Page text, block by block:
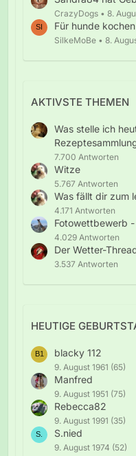
CrazyDogs 8.
Für hunde kochen
SilkeMoBe 8.
AKTIVSTE THEMEN
Was stelle ich
7.700 Antworten
Witze
5.767 Antworten
Was fällt dir zum
4.171 Antworten
Fotowettbewerb -
4.029 Antworten
Der Wetter-
3.537 Antworten
HEUTIGE
blacky 112
9. August 1961 (65)
Manfred
9. August 1951 (75)
Rebecca82
9. August 1991 (35)
S.nied
9. August 1974 (52)